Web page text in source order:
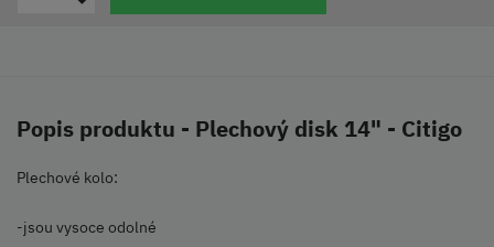
Popis produktu - Plechový disk 14" - Citigo
Plechové kolo:
-jsou vysoce odolné